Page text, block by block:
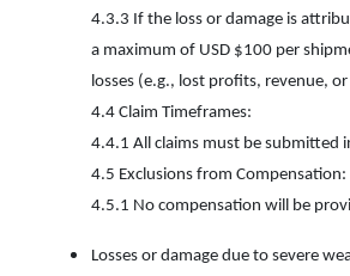
4.3.3 If the loss or damage is
a maximum of USD $100 per
losses (e.g., lost profits, revenue,
4.4 Claim Timeframes:
4.4.1 All claims must be submitted
4.5 Exclusions from Compensation:
4.5.1 No compensation will be
Losses or damage due to severe